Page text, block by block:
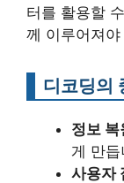
터를 활용할
께 이루어져야
디코딩의
정보 복
게 만듭
사용자